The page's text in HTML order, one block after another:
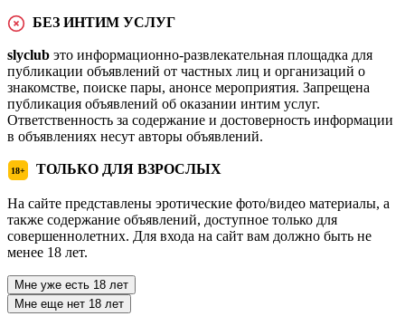
БЕЗ ИНТИМ УСЛУГ
slyclub это информационно-развлекательная площадка для
публикации объявлений от частных лиц и организаций о
знакомстве, поиске пары, анонсе мероприятия. Запрещена
публикация объявлений об оказании интим услуг.
Ответственность за содержание и достоверность информации
в объявлениях несут авторы объявлений.
18+ ТОЛЬКО ДЛЯ ВЗРОСЛЫХ
На сайте представлены эротические фото/видео материалы, а
также содержание объявлений, доступное только для
совершеннолетних. Для входа на сайт вам должно быть не
менее 18 лет.
Мне уже есть 18 лет
Мне еще нет 18 лет